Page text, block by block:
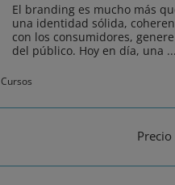
El branding es mucho más
una identidad sólida,
con los consumidores,
del público. Hoy en día, una ...
Cursos
Precio